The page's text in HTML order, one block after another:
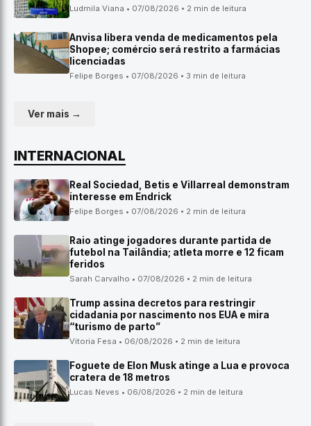
Ludmila Viana • 07/08/2026 • 2 min de leitura
Anvisa libera venda de medicamentos pela
Shopee; comércio será restrito a farmácias
licenciadas
Felipe Borges • 07/08/2026 • 3 min de leitura
Ver mais →
INTERNACIONAL
Real Sociedad, Betis e Villarreal demonstram
interesse em Endrick
Felipe Borges • 07/08/2026 • 2 min de leitura
Raio atinge jogadores durante partida de
futebol na Tailândia; atleta morre e 12 ficam
feridos
Sarah Carvalho • 07/08/2026 • 2 min de leitura
Trump assina decretos para restringir
cidadania por nascimento nos EUA e mira
“turismo de parto”
Vitoria Fesa • 06/08/2026 • 2 min de leitura
Foguete de Elon Musk atinge a Lua e provoca
cratera de 18 metros
Lucas Neves • 06/08/2026 • 2 min de leitura